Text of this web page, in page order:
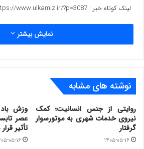
نه میداند مضمونش چیست،بلکه
شعر بلند با مضمون پان ترکیست
دستش ،بعدا از عکس العمل ها
کرده ،فکر کنم موضوع با یک
شد
۲ – اخیرا عبدالکریم حسین زاده
شهروندی مجلس پیشنهاد داد که
فارسی به فرهنگستان زبان های ایرانی
لینک کوتاه خبر : www.ulkamiz.ir/?p=3087
نمایش بیشتر
نوشته های مشابه
روایتی از جنس انسانیت؛ کمک
نیروی خدمات شهری به موتورسوار
گرفتار
۱۴۰۵-۰۵-۱۶
وزش
عصر
تأثیر
۱۴۰۵-